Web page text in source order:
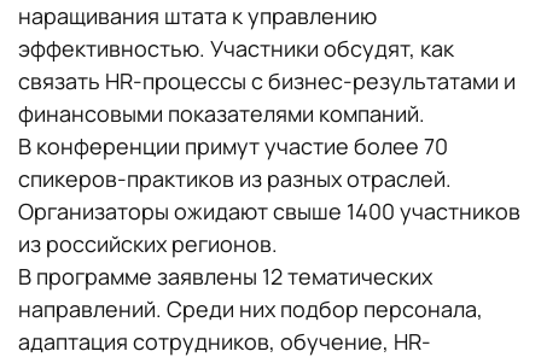
наращивания штата к управлению
эффективностью. Участники обсудят, как
связать HR-процессы с бизнес-результатами и
финансовыми показателями компаний.
В конференции примут участие более 70
спикеров-практиков из разных отраслей.
Организаторы ожидают свыше 1400 участников
из российских регионов.
В программе заявлены 12 тематических
направлений. Среди них подбор персонала,
адаптация сотрудников, обучение, HR-